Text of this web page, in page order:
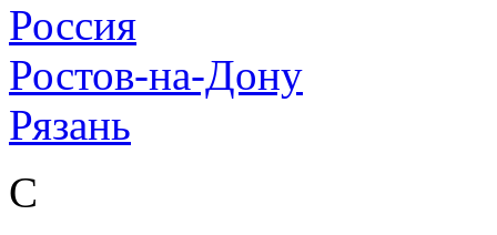
Россия
Ростов-на-Дону
Рязань
С